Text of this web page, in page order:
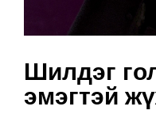
Шилдэг
эмэгтэй